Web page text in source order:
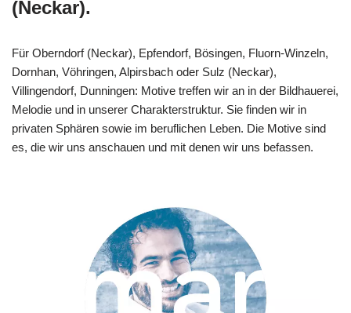
(Neckar).
Für Oberndorf (Neckar), Epfendorf, Bösingen, Fluorn-Winzeln,
Dornhan, Vöhringen, Alpirsbach oder Sulz (Neckar),
Villingendorf, Dunningen: Motive treffen wir an in der Bildhauerei,
Melodie und in unserer Charakterstruktur. Sie finden wir in
privaten Sphären sowie im beruflichen Leben. Die Motive sind
es, die wir uns anschauen und mit denen wir uns befassen.